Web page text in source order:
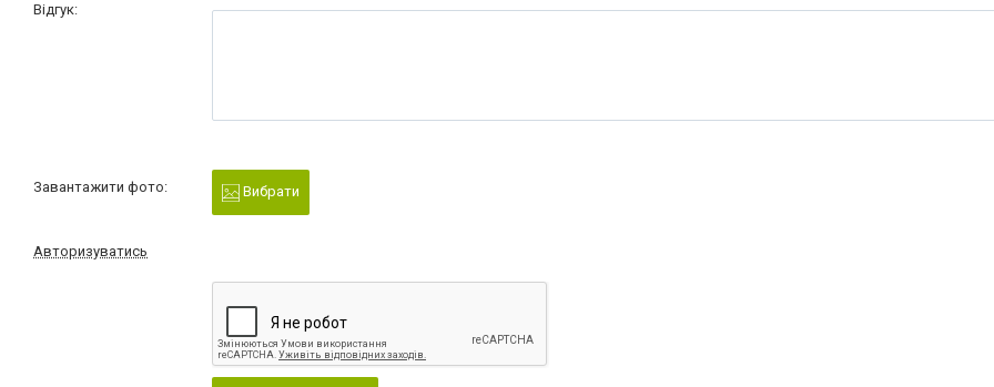
Відгук:
Завантажити фото: Вибрати
Авторизуватись